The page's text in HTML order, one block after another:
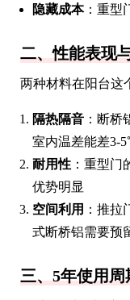
隐藏成本：重型
二、性能表现
两种材料在阳台这
隔热隔音 ：断
室内温差能差3-
耐用性 ：重型
优势明显
空间利用 ：推
式断桥铝需要预
三、5年使用